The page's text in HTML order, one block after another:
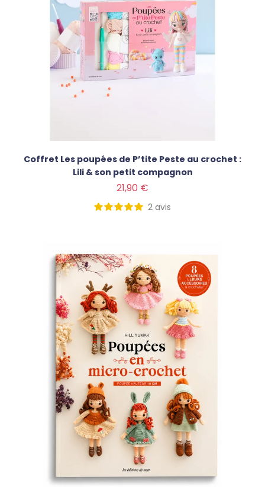
Coffret Les poupées de P’tite Peste au crochet :
Lili & son petit compagnon
21,90 €
2 avis